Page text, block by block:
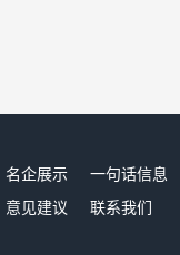
名企展示 一句话信息
意见建议 联系我们